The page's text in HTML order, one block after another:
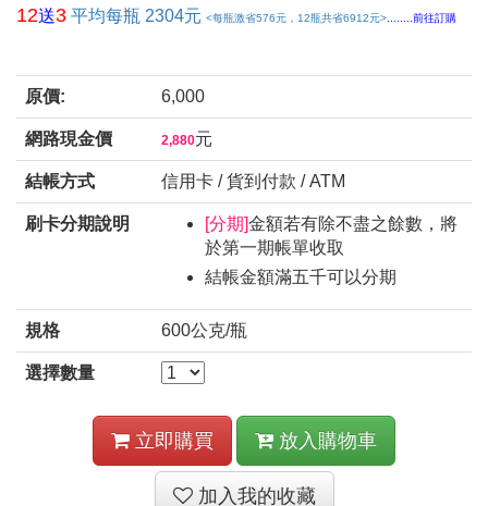
12送3 平均每瓶 2304元 <每瓶激省576元，12瓶共省6912元> ........前往訂購
原價: 6,000
網路現金價 2,880元
結帳方式 信用卡 / 貨到付款 / ATM
刷卡分期說明 [分期]金額若有除不盡之餘數，將
於第一期帳單收取
結帳金額滿五千可以分期
規格 600公克/瓶
選擇數量
立即購買 放入購物車
加入我的收藏